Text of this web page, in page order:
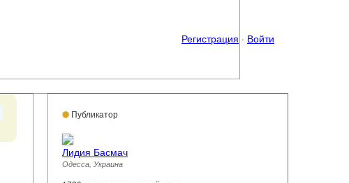
Регистрация · Войти
Публикатор
Лидия Басмач
Одесса, Украина